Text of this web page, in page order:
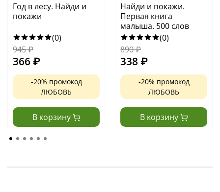
Год в лесу. Найди и
покажи
(0)
945₽
366 ₽
-20% промокод
ЛЮБОВЬ
В корзину
Найди и покажи.
Первая книга
малыша. 500 слов
(0)
890₽
338 ₽
-20% промокод
ЛЮБОВЬ
В корзину